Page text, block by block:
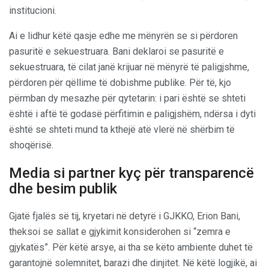
institucioni.
Ai e lidhur këtë qasje edhe me mënyrën se si përdoren
pasuritë e sekuestruara. Bani deklaroi se pasuritë e
sekuestruara, të cilat janë krijuar në mënyrë të paligjshme,
përdoren për qëllime të dobishme publike. Për të, kjo
përmban dy mesazhe për qytetarin: i pari është se shteti
është i aftë të godasë përfitimin e paligjshëm, ndërsa i dyti
është se shteti mund ta kthejë atë vlerë në shërbim të
shoqërisë.
Media si partner kyç për transparencë
dhe besim publik
Gjatë fjalës së tij, kryetari në detyrë i GJKKO, Erion Bani,
theksoi se sallat e gjykimit konsiderohen si “zemra e
gjykatës”. Për këtë arsye, ai tha se këto ambiente duhet të
garantojnë solemnitet, barazi dhe dinjitet. Në këtë logjikë, ai